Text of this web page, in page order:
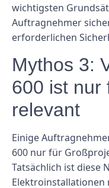
wichtigsten
Auftragnehmer
erforderlichen
Mythos 3:
600 ist nur
relevant
Einige
600 nur für
Tatsächlich ist diese
Elektroinstallationen